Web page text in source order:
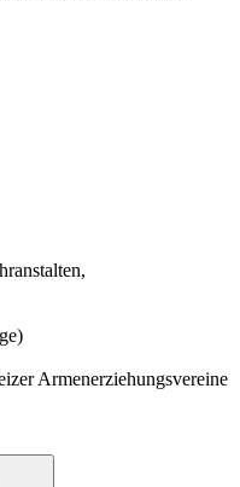
Armenerziehungsvereine